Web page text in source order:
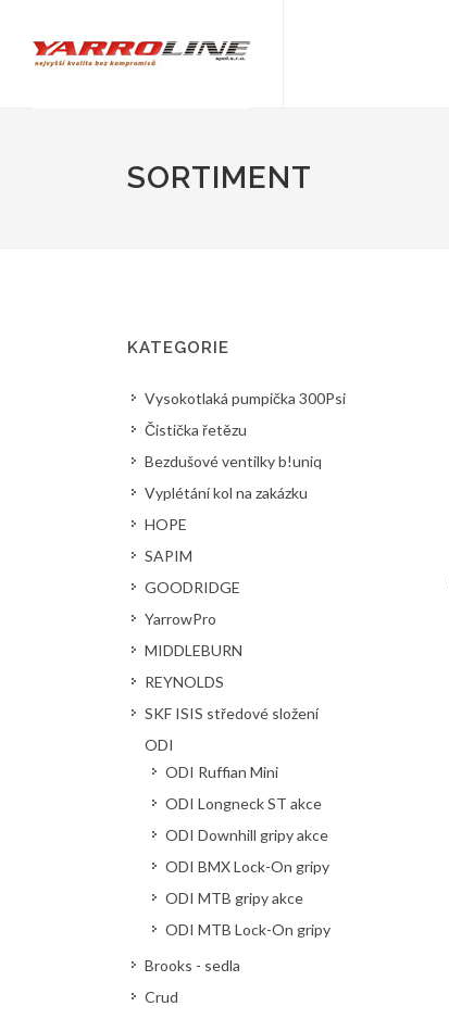
SORTIMENT
KATEGORIE
Vysokotlaká pumpička 300Psi
Čistička řetězu
Bezdušové ventilky b!uniq
Vyplétání kol na zakázku
HOPE
SAPIM
GOODRIDGE
YarrowPro
MIDDLEBURN
REYNOLDS
SKF ISIS středové složení
ODI
ODI Ruffian Mini
ODI Longneck ST akce
ODI Downhill gripy akce
ODI BMX Lock-On gripy
ODI MTB gripy akce
ODI MTB Lock-On gripy
Brooks - sedla
Crud